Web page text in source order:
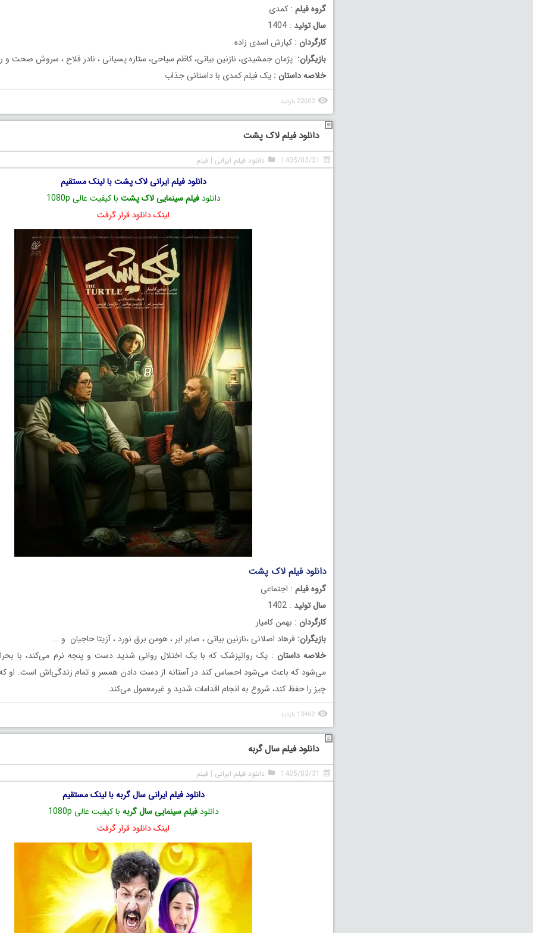
گروه فیلم : کمدی
سال تولید : 1404
کارگردان : کیارش اسدی‌ زاده
بازیگران: پژمان جمشيدى، نازنين بياتى، كاظم سياحى، ستاره پسيانى ، نادر فلاح ، سروش صحت و
خلاصه داستان : یک فیلم کمدی با داستانی جذاب
22603 بازدید
دانلود فیلم لاک پشت
1405/03/31 دانلود فیلم ایرانی | فیلم
دانلود فیلم ایرانی لاک پشت با لینک مستقیم
دانلودفیلم سینمایی لاک پشت با کیفیت عالی 1080p
لینک دانلود قرار گرفت
دانلود فیلم لاک پشت
گروه فیلم : اجتماعی
سال تولید : 1402
کارگردان : بهمن کامیار
بازیگران: فرهاد اصلانی ،نازنین بیاتی ، صابر ابر ، هومن برق نورد ، آزیتا حاجیان و …
خلاصه داستان : یک روانپزشک که با یک اختلال روانی شدید دست و پنجه نرم می‌کند، با
می‌شود که باعث می‌شود احساس کند در آستانه از دست دادن همسر و تمام زندگی‌اش است. او
چیز را حفظ کند، شروع به انجام اقدامات شدید و غیرمعمول می‌کند.
13462 بازدید
دانلود فیلم سال گربه
1405/03/31 دانلود فیلم ایرانی | فیلم
دانلود فیلم ایرانی سال گربه با لینک مستقیم
دانلودفیلم سینمایی سال گربه با کیفیت عالی 1080p
لینک دانلود قرار گرفت